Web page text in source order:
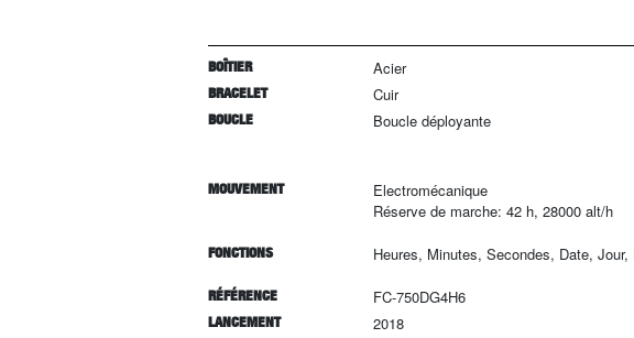
BOÎTIER Acier
BRACELET Cuir
BOUCLE Boucle déployante
MOUVEMENT
Electromécanique
Réserve de marche: 42 h, 28000 alt/h
FONCTIONS Heures, Minutes, Secondes, Date,
RÉFÉRENCE FC-750DG4H6
LANCEMENT 2018